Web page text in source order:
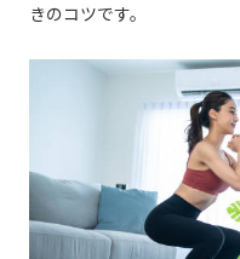
きのコツです。